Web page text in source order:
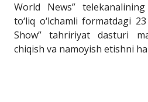
World News”
to‘liq o‘lchamli formatdagi
Show” tahririyat dasturi
chiqish va namoyish etishni